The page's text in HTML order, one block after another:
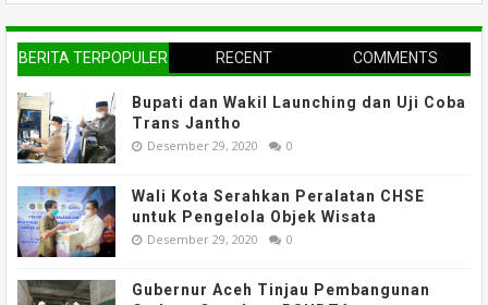
BERITA TERPOPULER RECENT COMMENTS
Bupati dan Wakil Launching dan Uji Coba
Trans Jantho
Desember 29, 2020 0
Wali Kota Serahkan Peralatan CHSE
untuk Pengelola Objek Wisata
Desember 29, 2020 0
Gubernur Aceh Tinjau Pembangunan